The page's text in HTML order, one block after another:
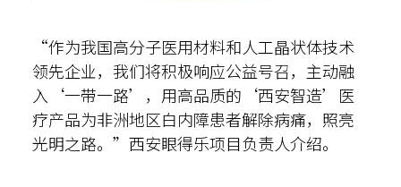
“作为我国高分子医用材料和人工晶状体技术
领先企业，我们将积极响应公益号召，主动融
入‘一带一路’，用高品质的‘西安智造’医
疗产品为非洲地区白内障患者解除病痛，照亮
光明之路。”西安眼得乐项目负责人介绍。